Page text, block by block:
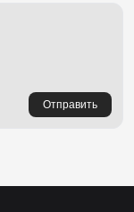
Отправить